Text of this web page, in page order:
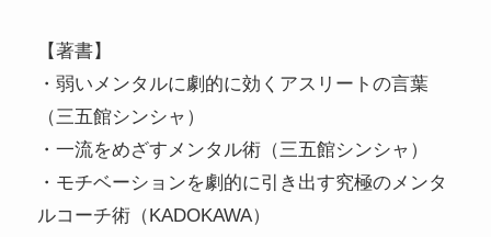
【著書】
・弱いメンタルに劇的に効くアスリートの言葉
（三五館シンシャ）
・一流をめざすメンタル術（三五館シンシャ）
・モチベーションを劇的に引き出す究極のメンタ
ルコーチ術（KADOKAWA）